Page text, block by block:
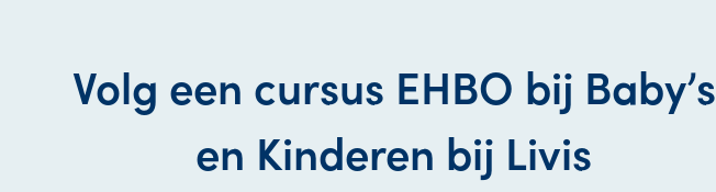
Volg een cursus EHBO bij Baby’s
en Kinderen bij Livis